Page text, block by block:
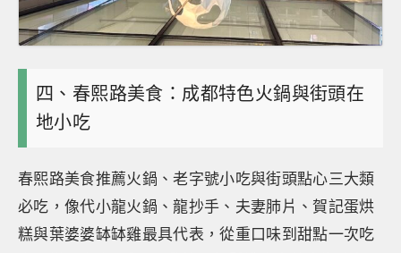
四、春熙路美食：成都特色火鍋與街頭在
地小吃
春熙路美食推薦火鍋、老字號小吃與街頭點心三大類
必吃，像代小龍火鍋、龍抄手、夫妻肺片、賀記蛋烘
糕與葉婆婆缽缽雞最具代表，從重口味到甜點一次吃